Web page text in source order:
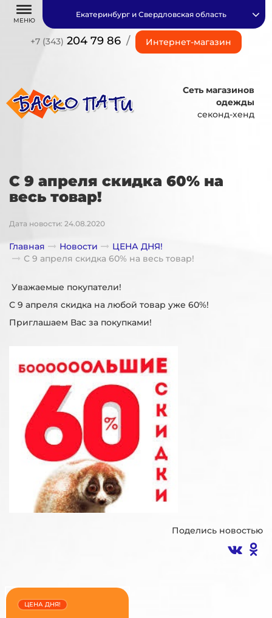
МЕНЮ
+7 (343) 204 79 86 / Интернет-магазин
Екатеринбург и Свердловская область
Сеть магазинов
одежды
секонд-хенд
С 9 апреля скидка 60% на
весь товар!
Дата новости: 24.08.2020
Главная Новости
ЦЕНА ДНЯ!
С 9 апреля скидка 60% на весь товар!
Уважаемые покупатели!
С 9 апреля скидка на любой товар уже 60%!
Приглашаем Вас за покупками!
Поделись новостью
ЦЕНА ДНЯ!